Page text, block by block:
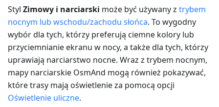
Styl Zimowy i narciarski może być używany z trybem
nocnym lub wschodu/zachodu słońca. To wygodny
wybór dla tych, którzy preferują ciemne kolory lub
przyciemnianie ekranu w nocy, a także dla tych, którzy
uprawiają narciarstwo nocne. Wraz z trybem nocnym,
mapy narciarskie OsmAnd mogą również pokazywać,
które trasy mają oświetlenie za pomocą opcji
Oświetlenie uliczne.